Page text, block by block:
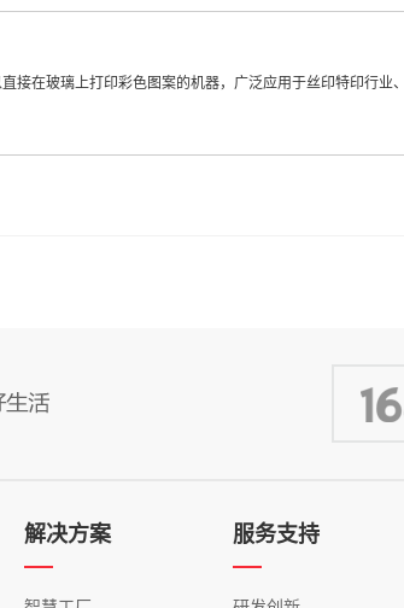
接在玻璃上打印彩色图案的机器，广泛应用于丝印特印行
解决方案 服务支持